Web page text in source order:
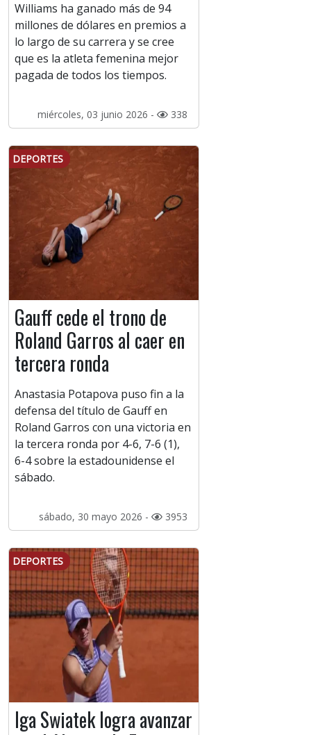
Williams ha ganado más de 94
millones de dólares en premios a
lo largo de su carrera y se cree
que es la atleta femenina mejor
pagada de todos los tiempos.
miércoles, 03 junio 2026 - 338
DEPORTES
Gauff cede el trono de
Roland Garros al caer en
tercera ronda
Anastasia Potapova puso fin a la
defensa del título de Gauff en
Roland Garros con una victoria en
la tercera ronda por 4-6, 7-6 (1),
6-4 sobre la estadounidense el
sábado.
sábado, 30 mayo 2026 - 3953
DEPORTES
Iga Swiatek logra avanzar